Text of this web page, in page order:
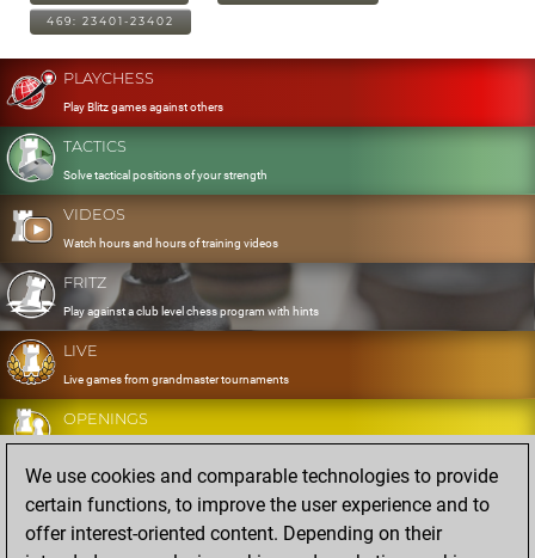
469: 23401-23402
PLAYCHESS
Play Blitz games against others
TACTICS
Solve tactical positions of your strength
VIDEOS
Watch hours and hours of training videos
FRITZ
Play against a club level chess program with hints
LIVE
Live games from grandmaster tournaments
OPENINGS
Develop and exercise your openings
DATABASE
Eight million strong games
We use cookies and comparable technologies to provide
certain functions, to improve the user experience and to
offer interest-oriented content. Depending on their